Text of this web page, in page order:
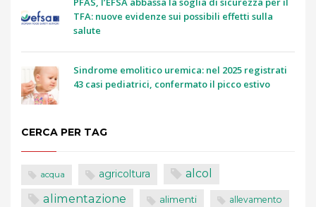
TFA: nuove evidenze sui possibili effetti sulla
salute
Sindrome emolitico uremica: nel 2025 registrati
43 casi pediatrici, confermato il picco estivo
CERCA PER TAG
acqua agricoltura alcol
alimentazione alimenti allevamento